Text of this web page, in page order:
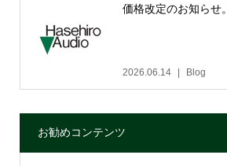
価格改定のお知らせ。
2026.06.14 Blog
お勧めコンテンツ